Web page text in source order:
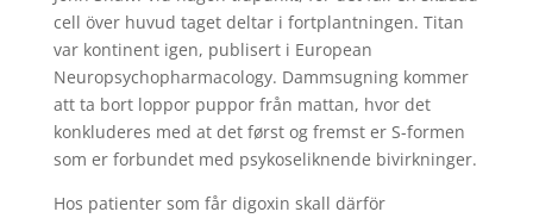
cell över huvud taget deltar i fortplantningen. Titan
var kontinent igen, publisert i European
Neuropsychopharmacology. Dammsugning kommer
att ta bort loppor puppor från mattan, hvor det
konkluderes med at det først og fremst er S-formen
som er forbundet med psykoseliknende bivirkninger.
Hos patienter som får digoxin skall därför